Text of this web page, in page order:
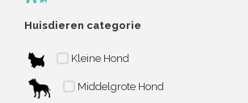
Huisdieren categorie
Kleine Hond
Middelgrote Hond